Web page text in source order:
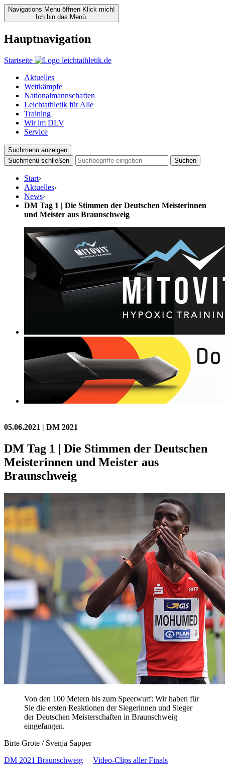
Navigations Menu öffnen Klick mich!
Ich bin das Menü.
Hauptnavigation
Startseite
Aktuelles
Wettkämpfe
Nationalmannschaften
Leichtathletik für Alle
Training
Wir im DLV
Service
Suchmenü anzeigen
Suchmenü schließen
Suchen
Start›
Aktuelles›
News›
DM Tag 1 | Die Stimmen der Deutschen Meisterinnen
und Meister aus Braunschweig
05.06.2021 | DM 2021
DM Tag 1 | Die Stimmen der Deutschen
Meisterinnen und Meister aus
Braunschweig
Von den 100 Metern bis zum Speerwurf: Wir haben für
Sie die ersten Reaktionen der Siegerinnen und Sieger
der Deutschen Meisterschaften in Braunschweig
eingefangen.
Birte Grote / Svenja Sapper
DM 2021 Braunschweig
Video-Clips aller Finals